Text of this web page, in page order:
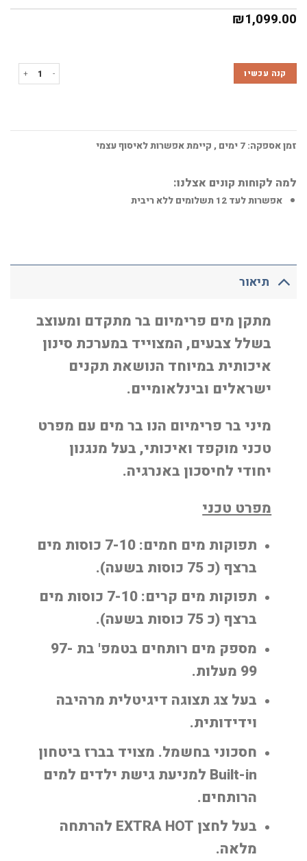
₪1,099.00
כמות של מיני בר קנה עכשיו
זמן אספקה: 7 ימים , קיימת אפשרות לאיסוף עצמי
למה לקוחות קונים אצלנו:
אפשרות לעד 12 תשלומים ללא ריבית
תיאור
מתקן מים פרימיום בר מתקדם ומעוצב
בשלל צבעים, המצוייד במערכת סינון
איכותית במיוחד הנושאת תקנים
ישראלים ובינלאומיים.
מיני בר פרימיום הנו בר מים עם מפרט
טכני מוקפד ואיכותי, בעל מנגנון
יחודי לחיסכון באנרגיה.
מפרט טכני
תפוקות מים חמים: 7-10 כוסות מים
ברצף (כ 75 כוסות בשעה).
תפוקות מים קרים: 7-10 כוסות מים
ברצף (כ 75 כוסות בשעה).
מספק מים רותחים בטמפ' בת 97-
99 מעלות.
בעל צג תצוגה דיגיטלית מרהיבה
וידידותית.
חסכוני בחשמל. מצויד בברז ביטחון
Built-in למניעת גישת ילדים למים
הרותחים.
בעל לחצן EXTRA HOT להרתחה
מלאה.